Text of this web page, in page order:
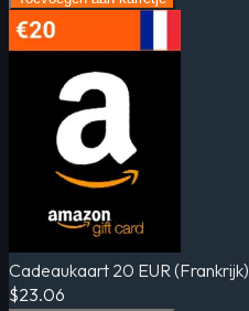
Cadeaukaart 20 EUR (Frankrijk)
$23.06